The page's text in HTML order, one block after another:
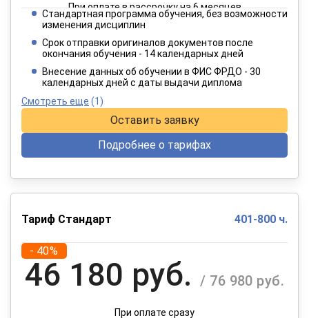
При оплате в рассрочку на 6 месяцев
2 749 руб.
При оплате в рассрочку на 12 месяцев
Стандартная программа обучения, без возможности
изменения дисциплин
Срок отправки оригиналов документов после
окончания обучения - 14 календарных дней
Внесение данных об обучении в ФИС ФРДО - 30
календарных дней с даты выдачи диплома
Смотреть еще (1)
Оставить заявку
Подробнее о тарифах
Тариф Стандарт 401-800 ч.
- 40%
46 180 руб. / 76 980 руб.
При оплате сразу